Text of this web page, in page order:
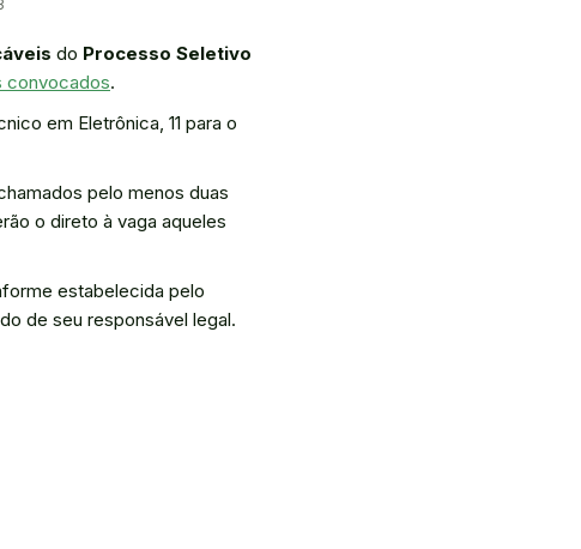
do Processo Seletivo
convocados.
em Eletrônica, 11 para o
pelo menos duas
o direto à vaga aqueles
estabelecida pelo
de seu responsável legal.